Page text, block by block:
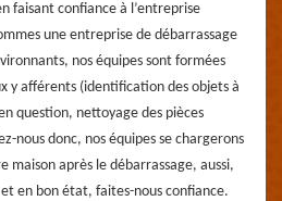
faisant confiance à l’entreprise
une entreprise de débarrassage
nos équipes sont formées
y afférents (identification des objets à
question, nettoyage des pièces
nous donc, nos équipes se chargerons
après le débarrassage, aussi,
en bon état, faites-nous confiance.